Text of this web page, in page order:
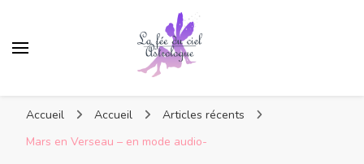
Accueil Accueil
Articles récents
Mars en Verseau – en mode audio-